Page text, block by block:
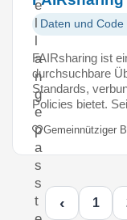
e
l
l
a
n
g
e
p
a
s
s
t
Daten und
FAIRsharing ist
durchsuchbare
Standards,
Policies bietet.
Gemeinnütziger
‹ 1